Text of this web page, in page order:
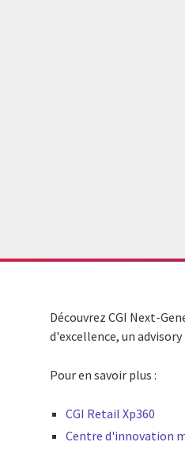
Découvrez CGI Next-
d'excellence, un
Pour en savoir plus :
CGI Retail Xp360
Centre d'innovation